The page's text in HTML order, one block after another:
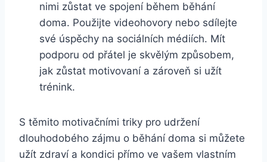
nimi zůstat ve spojení během běhání
doma. Použijte videohovory nebo sdílejte
své úspěchy na sociálních médiích. Mít
podporu od přátel je skvělým způsobem,
jak zůstat motivovaní a zároveň si užít
trénink.
S těmito motivačními triky pro udržení
dlouhodobého zájmu o běhání doma si můžete
užít zdraví a kondici přímo ve vašem vlastním